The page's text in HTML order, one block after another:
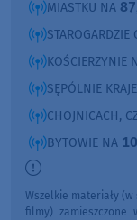
MIASTKU NA
KOŚCIERZYNIE
SĘPÓLNIE
CHOJNICACH,
BYTOWIE NA
Wszelkie materiały
filmy)